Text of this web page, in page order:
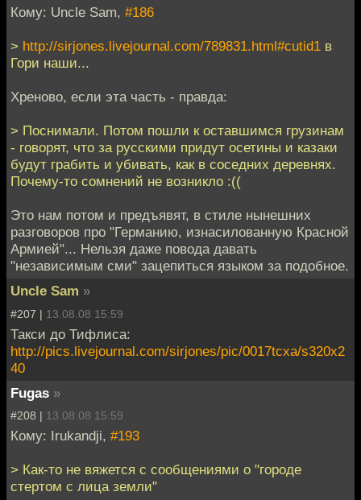
Кому: Uncle Sam, #186
> http://sirjones.livejournal.com/789831.html#cutid1 в
Гори наши...
Хреново, если эта часть - правда:
> Поснимали. Потом пошли к оставшимся грузинам
- говорят, что за русскими придут осетины и казаки
будут грабить и убивать, как в соседних деревнях.
Почему-то сомнений не возникло :((
Это нам потом и предъявят, в стиле нынешних
разговоров про "Германию, изнасилованную Красной
Армией"... Нельзя даже повода давать
"независимым сми" зацепиться языком за подобное.
Uncle Sam »
#207 | 13.08.08 15:59
Такси до Тифлиса:
http://pics.livejournal.com/sirjones/pic/0017tcxa/s320x2
40
Fugas »
#208 | 13.08.08 15:59
Кому: Irukandji, #193
> Как-то не вяжется с сообщениями о "городе
стертом с лица земли"